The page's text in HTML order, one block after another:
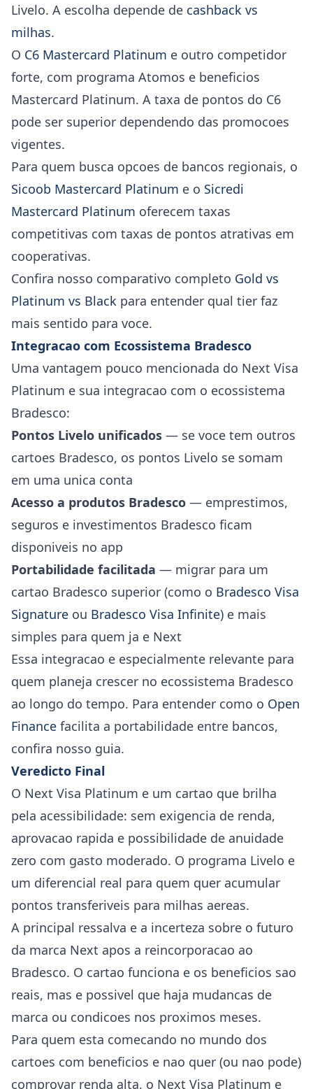
Livelo. A escolha depende de cashback vs
milhas.
O C6 Mastercard Platinum e outro competidor
forte, com programa Atomos e beneficios
Mastercard Platinum. A taxa de pontos do C6
pode ser superior dependendo das promocoes
vigentes.
Para quem busca opcoes de bancos regionais, o
Sicoob Mastercard Platinum e o Sicredi
Mastercard Platinum oferecem taxas
competitivas com taxas de pontos atrativas em
cooperativas.
Confira nosso comparativo completo Gold vs
Platinum vs Black para entender qual tier faz
mais sentido para voce.
Integracao com Ecossistema Bradesco
Uma vantagem pouco mencionada do Next Visa
Platinum e sua integracao com o ecossistema
Bradesco:
Pontos Livelo unificados — se voce tem outros
cartoes Bradesco, os pontos Livelo se somam
em uma unica conta
Acesso a produtos Bradesco — emprestimos,
seguros e investimentos Bradesco ficam
disponiveis no app
Portabilidade facilitada — migrar para um
cartao Bradesco superior (como o Bradesco Visa
Signature ou Bradesco Visa Infinite) e mais
simples para quem ja e Next
Essa integracao e especialmente relevante para
quem planeja crescer no ecossistema Bradesco
ao longo do tempo. Para entender como o Open
Finance facilita a portabilidade entre bancos,
confira nosso guia.
Veredicto Final
O Next Visa Platinum e um cartao que brilha
pela acessibilidade: sem exigencia de renda,
aprovacao rapida e possibilidade de anuidade
zero com gasto moderado. O programa Livelo e
um diferencial real para quem quer acumular
pontos transferiveis para milhas aereas.
A principal ressalva e a incerteza sobre o futuro
da marca Next apos a reincorporacao ao
Bradesco. O cartao funciona e os beneficios sao
reais, mas e possivel que haja mudancas de
marca ou condicoes nos proximos meses.
Para quem esta comecando no mundo dos
cartoes com beneficios e nao quer (ou nao pode)
comprovar renda alta, o Next Visa Platinum e